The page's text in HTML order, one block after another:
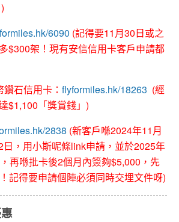
6090 (記得要11月30日或之
$300架！現有安信信用卡客戶申請都
鑽石信用卡 ： flyformiles.hk/18263 (經
$1,100「獎賞錢」)
2838 (新客戶喺2024年11月
，用小斯呢條link申請，並於2025年
再喺批卡後2個月內簽夠$5,000，先
記得要申請個陣必須同時交埋文件呀)